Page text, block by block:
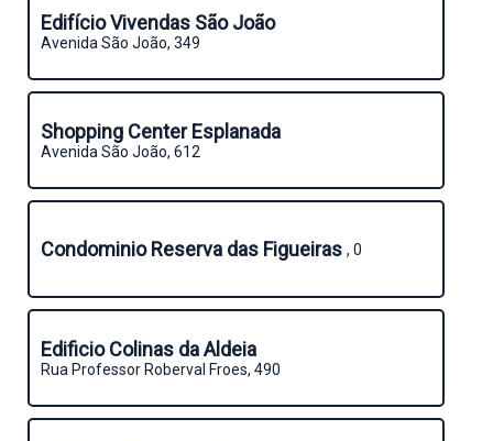
Edifício Vivendas São João
Avenida São João, 349
Shopping Center Esplanada
Avenida São João, 612
Condominio Reserva das Figueiras , 0
Edificio Colinas da Aldeia
Rua Professor Roberval Froes, 490